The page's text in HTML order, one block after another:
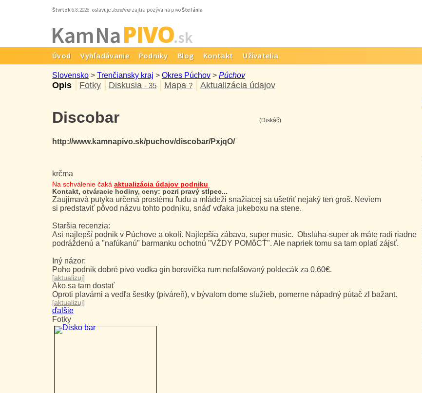
Štvrtok6.8.2026 oslavuje Jozefína zajtra pozýva na pivoŠtefánia
Kam NaPIVO.sk
Úvod Vyhľadávanie Podniky Blog Kontakt Užívatelia
Slovensko > Trenčiansky kraj > Okres Púchov > Púchov
Opis Fotky Diskusia - 35 Mapa ? Aktualizácia údajov
Discobar
http://www.kamnapivo.sk/puchov/discobar/PxjqO/
krčma
(Diskáč)
Na schválenie čaká aktualizácia údajov podniku
Kontakt, otváracie hodiny, ceny: pozri pravý stĺpec...
Zaujimavá putyka určená prostému ľudu a mládeži snažiacej sa ušetriť nejaký ten groš. Neviem
si predstaviť pôvod názvu tohto podniku, snáď vďaka jukeboxu na stene.
Staršia recenzia:
Asi najlepší podnik v Púchove a okolí. Najlepšia zábava, super music. Obsluha-super ak máte radi riadne
podráždenú a "nafúkanú" barmanku ochotnú "VŽDY POMôCŤ". Ale napriek tomu sa tam oplatí zájsť.
Iný názor:
Poho podnik dobré pivo vodka gin borovička rum nefalšovaný poldecák za 0,60€.
[aktualizuj]
Ako sa tam dostať
Oproti plavárni a vedľa šestky (piváreň), v bývalom dome služieb, pomerne nápadný pútač zl bažant.
[aktualizuj]
ďalšie
Fotky